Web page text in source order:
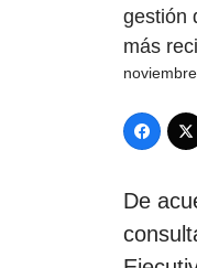
gestión
más
De